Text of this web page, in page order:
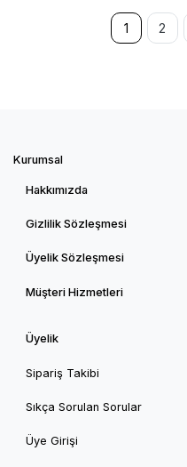
1 2
Kurumsal
Hakkımızda
Gizlilik Sözleşmesi
Üyelik Sözleşmesi
Müşteri Hizmetleri
Üyelik
Sipariş Takibi
Sıkça Sorulan Sorular
Üye Girişi